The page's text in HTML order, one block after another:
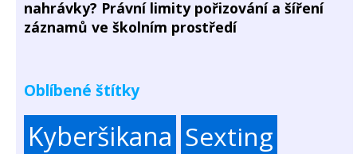
nahrávky? Právní limity pořizování a šíření
záznamů ve školním prostředí
Oblíbené štítky
Kyberšikana Sexting